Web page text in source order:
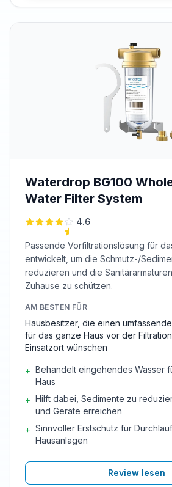
Waterdrop BG100
Water Filter System
4.6
Passende Vorfiltrationslösung für
entwickelt, um die Schmutz-/
reduzieren und die
Zuhause zu schützen.
AM BESTEN FÜR
Hausbesitzer, die einen
für das ganze Haus vor der
Einsatzort wünschen
+ Behandelt eingehendes Wasser
Haus
+ Hilft dabei, Sedimente zu
und Geräte erreichen
+ Sinnvoller Erstschutz für
Hausanlagen
Review lesen